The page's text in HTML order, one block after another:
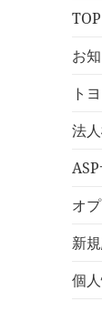
進
TOP
お
ト
法
オ
新
個